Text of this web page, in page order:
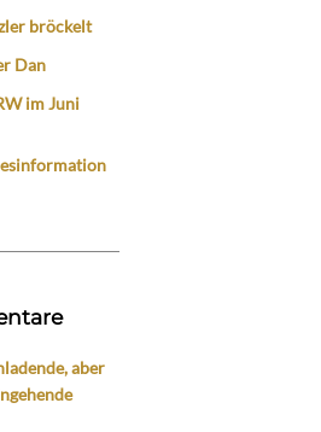
bröckelt
Dan
im Juni
aber